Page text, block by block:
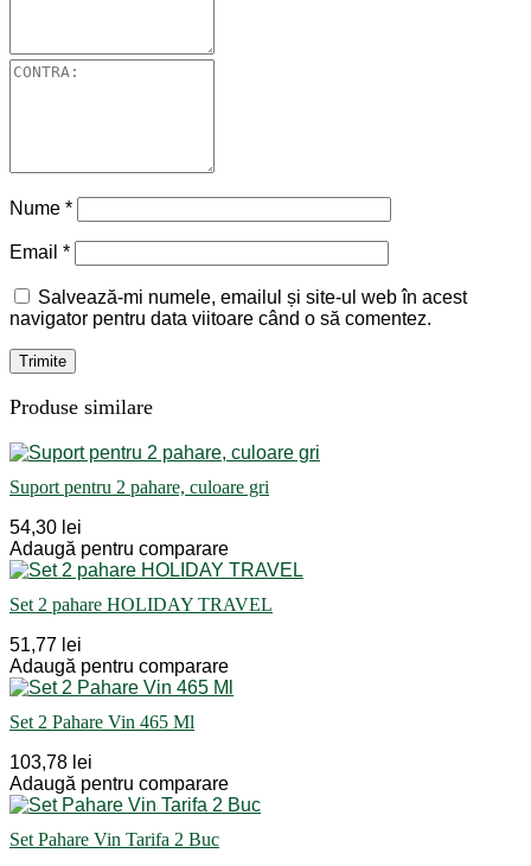
Nume *
Email *
Salvează-mi numele, emailul și site-ul web în acest
navigator pentru data viitoare când o să comentez.
Produse similare
Suport pentru 2 pahare, culoare gri
54,30 lei
Adaugă pentru comparare
Set 2 pahare HOLIDAY TRAVEL
51,77 lei
Adaugă pentru comparare
Set 2 Pahare Vin 465 Ml
103,78 lei
Adaugă pentru comparare
Set Pahare Vin Tarifa 2 Buc